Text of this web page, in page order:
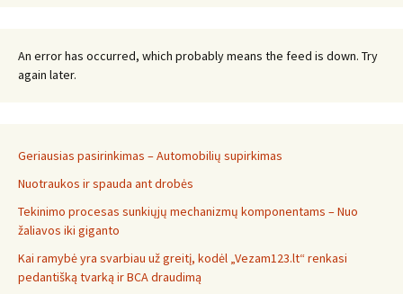
An error has occurred, which probably means the feed is down. Try
again later.
Geriausias pasirinkimas – Automobilių supirkimas
Nuotraukos ir spauda ant drobės
Tekinimo procesas sunkiųjų mechanizmų komponentams – Nuo
žaliavos iki giganto
Kai ramybė yra svarbiau už greitį, kodėl „Vezam123.lt“ renkasi
pedantišką tvarką ir BCA draudimą